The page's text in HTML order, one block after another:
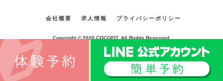
会社概要 求人情報 プライバシーポリシー
Copyright © 2020 COCOFIT. All Rights Reserved.